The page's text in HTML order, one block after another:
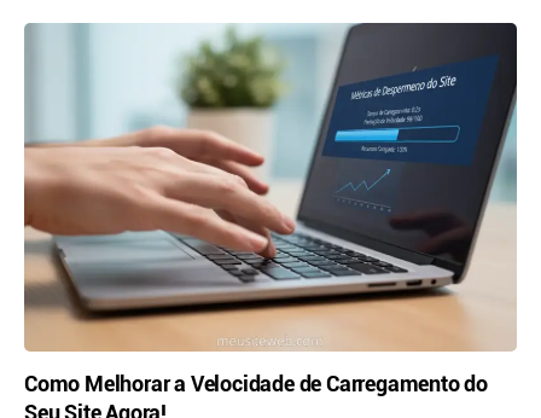
Como Melhorar a Velocidade de Carregamento do
Seu Site Agora!